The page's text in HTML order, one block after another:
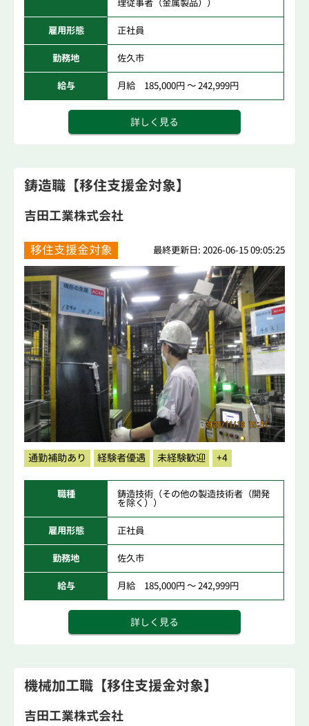
理従事者（金属製品））
雇用形態 正社員
勤務地 佐久市
給与 月給 185,000円 ～ 242,999円
詳しく見る
鋳造職【移住支援金対象】
吉田工業株式会社
移住支援金対象 最終更新日: 2026-06-15 09:05:25
通勤補助あり 経験者優遇 未経験歓迎 +4
職種 鋳造技術（その他の製造技術者（開発
を除く））
雇用形態 正社員
勤務地 佐久市
給与 月給 185,000円 ～ 242,999円
詳しく見る
機械加工職【移住支援金対象】
吉田工業株式会社